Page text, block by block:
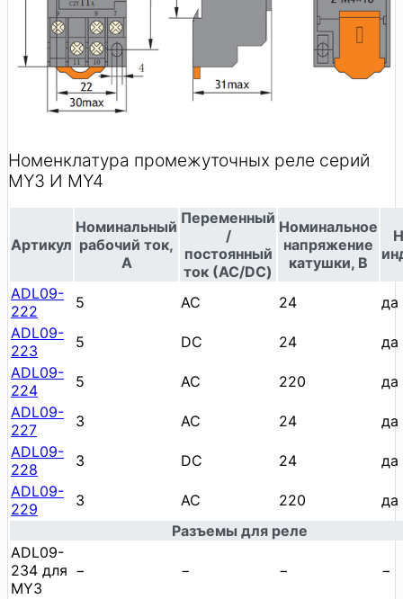
Номенклатура промежуточных реле серий
MY3 И MY4
Артикул
Номинальный
рабочий ток,
А
Переменный
/
постоянный
ток (АС/DC)
Номинальное
напряжение
катушки, В
ADL09-
222
5 AC 24
да
ADL09-
223
5 DC 24
да
ADL09-
224
5 AC 220
да
ADL09-
227
3 AC 24
да
ADL09-
228
3 DC 24
да
ADL09-
229
3 AC 220
да
Разъемы для реле
ADL09-
234 для
MY3
− − − −